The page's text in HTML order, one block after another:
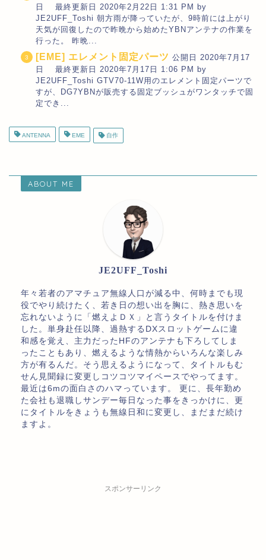
日 最終更新日 2020年2月22日 1:31 PM by
JE2UFF_Toshi 朝方雨が降っていたが、9時前には上がり
天気が回復したので昨晩から始めたYBNアンテナの作業を
行った。 昨晩...
[EME] エレメント固定パーツ 公開日 2020年7月17
日 最終更新日 2020年7月17日 1:06 PM by
JE2UFF_Toshi GTV70-11W用のエレメント固定パーツで
すが、DG7YBNが販売する固定ブッシュがワンタッチで固
定でき...
ANTENNA EME 自作
ABOUT ME
JE2UFF_Toshi
年々若者のアマチュア無線人口が減る中、何時までも現
役でやり続けたく、若き日の想い出を胸に、熱き思いを
忘れないように「燃えよＤＸ」と言うタイトルを付けま
した。単身赴任以降、過熱するDXスロットゲームに違
和感を覚え、主力だったHFのアンテナも下ろしてしま
ったこともあり、燃えるような情熱からいろんな楽しみ
方が有るんだ。そう思えるようになって、タイトルもむ
せん見聞録に変更しコツコツマイペースでやってます。
最近は6mの面白さのハマっています。 更に、長年勤め
た会社も退職しサンデー毎日なった事をきっかけに、更
にタイトルをきょうも無線日和に変更し、まだまだ続け
ますよ。
スポンサーリンク